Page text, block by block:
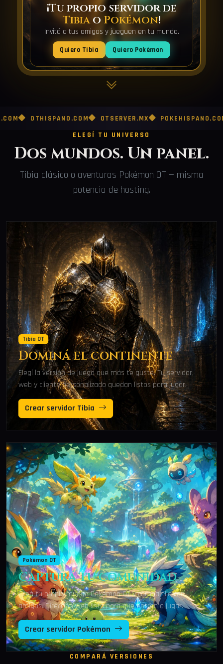
¡Tu propio servidor de
Tibiao Pokémon!
Invitá a tus amigos y jueguen en tu mundo.
Quiero Tibia Quiero Pokémon
OTSERVER.MX POKEHISPANO.COM
ELEGÍ TU UNIVERSO
Dos mundos. Un panel.
Tibia clásico o aventuras Pokémon OT — misma
potencia de hosting.
Tibia OT
Dominá el continente
Elegí la versión de juego que más te guste. Tu servidor,
web y cliente personalizado quedan listos para jugar.
Crear servidor Tibia
Pokémon OT
Capturá tu comunidad
Creá tu propio mundo Pokémon OT y compartilo con
amigos. Dirección web lista para que entren a jugar.
Crear servidor Pokémon
COMPARÁ VERSIONES